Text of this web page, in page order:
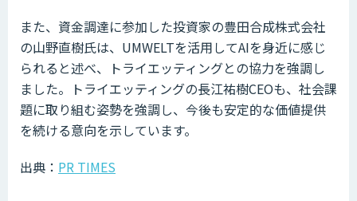
また、資金調達に参加した投資家の豊田合成株式会社
の山野直樹氏は、UMWELTを活用してAIを身近に感じ
られると述べ、トライエッティングとの協力を強調し
ました。トライエッティングの長江祐樹CEOも、社会課
題に取り組む姿勢を強調し、今後も安定的な価値提供
を続ける意向を示しています。
出典： PR TIMES